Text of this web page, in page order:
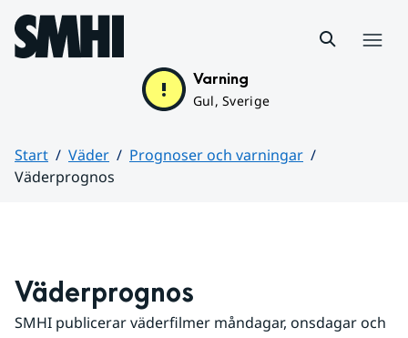
Hoppa till sidans innehåll
Varning
Gul, Sverige
Start Väder
Prognoser och varningar
Väderprognos
Väderprognos
SMHI publicerar väderfilmer måndagar, onsdagar och